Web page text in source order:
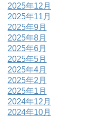
2025年12月
2025年11月
2025年9月
2025年8月
2025年6月
2025年5月
2025年4月
2025年2月
2025年1月
2024年12月
2024年10月